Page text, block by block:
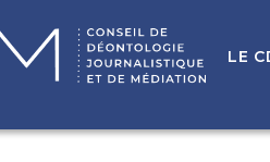
LE